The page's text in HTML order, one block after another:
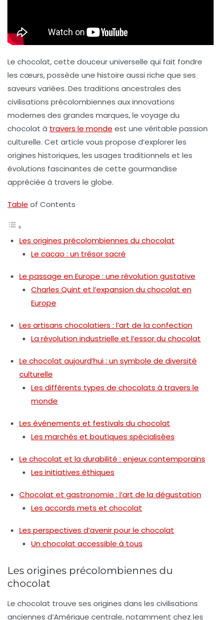
Le chocolat, cette douceur universelle qui fait fondre
les cœurs, possède une histoire aussi riche que ses
saveurs variées. Des traditions ancestrales des
civilisations précolombiennes aux innovations
modernes des grandes marques, le voyage du
chocolat à travers le monde est une véritable passion
culturelle. Cet article vous propose d’explorer les
origines historiques, les usages traditionnels et les
évolutions fascinantes de cette gourmandise
appréciée à travers le globe.
Table of Contents
Les origines précolombiennes du chocolat
Le cacao : un trésor sacré
Le passage en Europe : une révolution gustative
Charles Quint et l’expansion du chocolat en
Europe
Les artisans chocolatiers : l’art de la confection
La révolution industrielle et l’essor du chocolat
Le chocolat aujourd’hui : un symbole de diversité
culturelle
Les différents types de chocolats à travers le
monde
Les événements et festivals du chocolat
Les marchés et boutiques spécialisées
Le chocolat et la durabilité : enjeux contemporains
Les initiatives éthiques
Chocolat et gastronomie : l’art de la dégustation
Les accords mets et chocolat
Les perspectives d’avenir pour le chocolat
Un chocolat accessible à tous
Les origines précolombiennes du
chocolat
Le chocolat trouve ses origines dans les civilisations
anciennes d’Amérique centrale, notamment chez les